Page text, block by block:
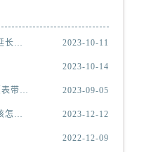
积家表带不够长了能加吗？(如何延长表带长度) 2023-10-11
2023-10-14
积家手表表带该如何进行保养？（表带的保养方法） 2023-09-05
积家手表旋钮按不回去怎么办？(该怎么处理？) 2023-12-12
2022-12-09